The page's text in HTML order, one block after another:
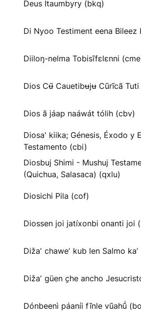
Deus Itaumbyry (bkq)
Di Nyoo Testiment eena Bileez
Diiloŋ-nelma Tobisĩfɛlɛnni
Dios Cʉ̃ Cauetibʉjʉ Cũrĩcã
Dios ã jáap naáwát tólih (cbv)
Diosa' kiika; Génesis, Éxodo y
Testamento (cbi)
Diosbuj Shimi - Mushuj
(Quichua, Salasaca) (qxlu)
Diosichi Pila (cof)
Diossen joi jatíxonbi onanti joi
Dižaʼ chaweʼ kub len Salmo
Dižaʼ güen c̱he ancho
Dónbeenì páaníi fĩnle vũahṹ